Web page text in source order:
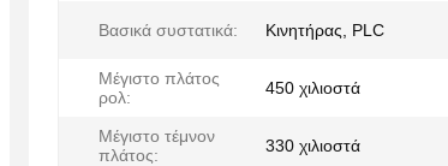
Βασικά συστατικά: Κινητήρας, PLC
Μέγιστο πλάτος
ρολ:
450 χιλιοστά
Μέγιστο τέμνον
πλάτος:
330 χιλιοστά